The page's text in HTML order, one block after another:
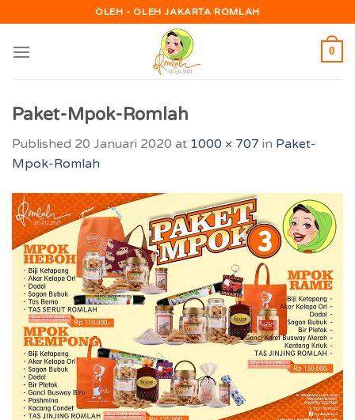
to
content
OLEH - OLEH JAKARTA ROMLAH
0
Paket-Mpok-Romlah
Published 20 Januari 2020 at 1000 × 707 in Paket-
Mpok-Romlah